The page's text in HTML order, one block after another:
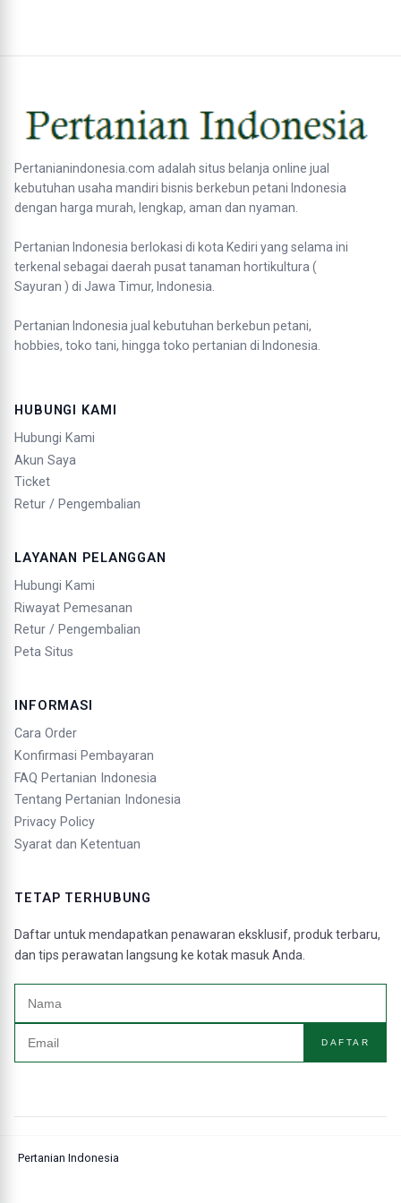
Pertanianindonesia.com adalah situs belanja online jual
kebutuhan usaha mandiri bisnis berkebun petani Indonesia
dengan harga murah, lengkap, aman dan nyaman.
Pertanian Indonesia berlokasi di kota Kediri yang selama ini
terkenal sebagai daerah pusat tanaman hortikultura (
Sayuran ) di Jawa Timur, Indonesia.
Pertanian Indonesia jual kebutuhan berkebun petani,
hobbies, toko tani, hingga toko pertanian di Indonesia.
HUBUNGI KAMI
Hubungi Kami
Akun Saya
Ticket
Retur / Pengembalian
LAYANAN PELANGGAN
Hubungi Kami
Riwayat Pemesanan
Retur / Pengembalian
Peta Situs
INFORMASI
Cara Order
Konfirmasi Pembayaran
FAQ Pertanian Indonesia
Tentang Pertanian Indonesia
Privacy Policy
Syarat dan Ketentuan
TETAP TERHUBUNG
Daftar untuk mendapatkan penawaran eksklusif, produk terbaru,
dan tips perawatan langsung ke kotak masuk Anda.
DAFTAR
Pertanian Indonesia